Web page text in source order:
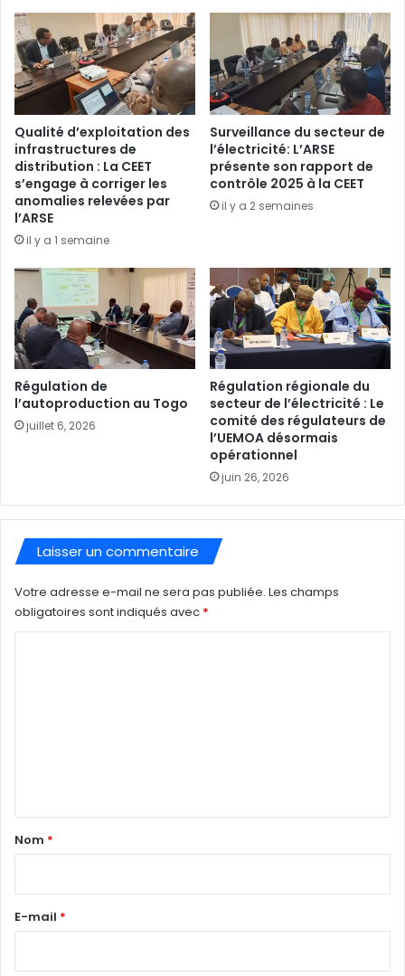
Qualité d’exploitation des
infrastructures de
distribution : La CEET
s’engage à corriger les
anomalies relevées par
l’ARSE
il y a 1 semaine
Surveillance du secteur de
l’électricité: L’ARSE
présente son rapport de
contrôle 2025 à la CEET
il y a 2 semaines
Régulation de
l’autoproduction au Togo
juillet 6, 2026
Régulation régionale du
secteur de l’électricité : Le
comité des régulateurs de
l’UEMOA désormais
opérationnel
juin 26, 2026
Laisser un commentaire
Votre adresse e-mail ne sera pas publiée. Les champs
obligatoires sont indiqués avec *
a
e
Nom *
E-mail *